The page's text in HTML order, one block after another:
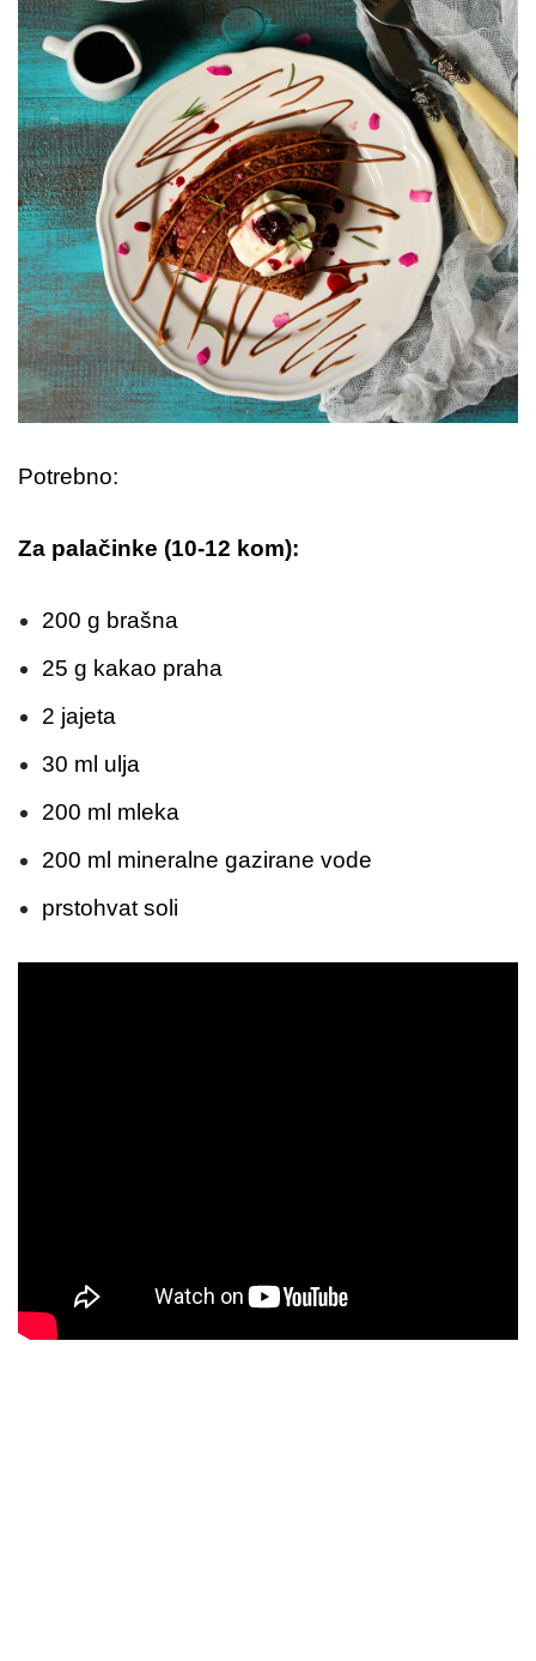
Potrebno:
Za palačinke (10-12 kom):
200 g brašna
25 g kakao praha
2 jajeta
30 ml ulja
200 ml mleka
200 ml mineralne gazirane vode
prstohvat soli